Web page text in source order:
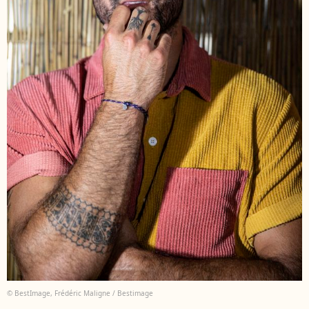
© BestImage, Frédéric Maligne / Bestimage